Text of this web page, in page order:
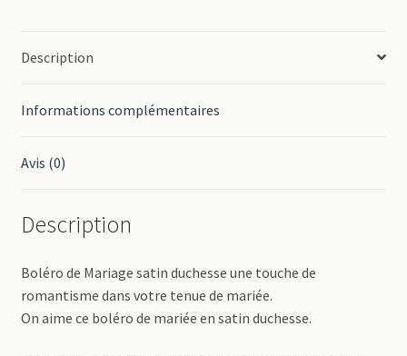
Description
Informations complémentaires
Avis (0)
Description
Boléro de Mariage satin duchesse une touche de
romantisme dans votre tenue de mariée.
On aime ce boléro de mariée en satin duchesse.